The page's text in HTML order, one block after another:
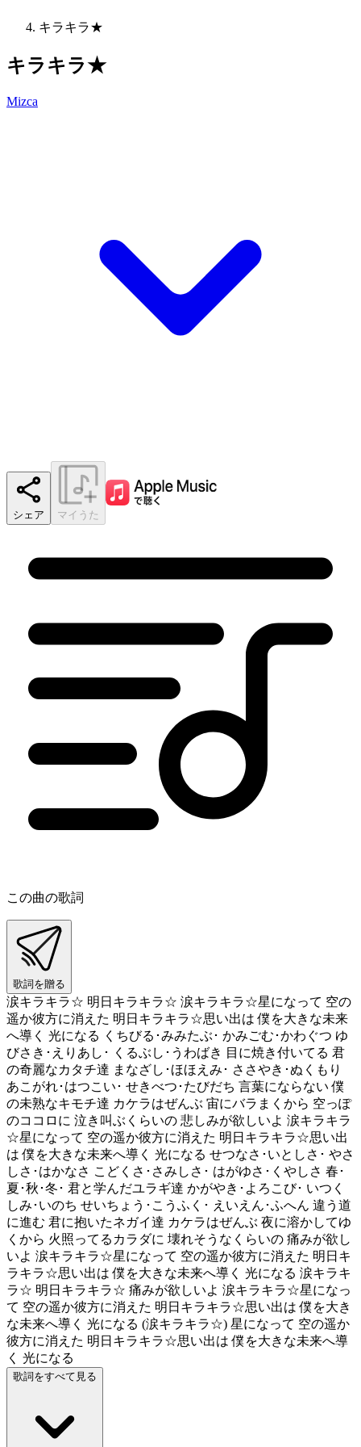
キラキラ★
キラキラ★
Mizca
シェア マイうた
この曲の歌詞
歌詞を贈る
涙キラキラ☆ 明日キラキラ☆ 涙キラキラ☆星になって 空の
遥か彼方に消えた 明日キラキラ☆思い出は 僕を大きな未来
へ導く 光になる くちびる･みみたぶ･ かみごむ･かわぐつ ゆ
びさき･えりあし･ くるぶし･うわばき 目に焼き付いてる 君
の奇麗なカタチ達 まなざし･ほほえみ･ ささやき･ぬくもり
あこがれ･はつこい･ せきべつ･たびだち 言葉にならない 僕
の未熟なキモチ達 カケラはぜんぶ 宙にバラまくから 空っぽ
のココロに 泣き叫ぶくらいの 悲しみが欲しいよ 涙キラキラ
☆星になって 空の遥か彼方に消えた 明日キラキラ☆思い出
は 僕を大きな未来へ導く 光になる せつなさ･いとしさ･ やさ
しさ･はかなさ こどくさ･さみしさ･ はがゆさ･くやしさ 春･
夏･秋･冬･ 君と学んだユラギ達 かがやき･よろこび･ いつく
しみ･いのち せいちょう･こうふく･ えいえん･ふへん 違う道
に進む 君に抱いたネガイ達 カケラはぜんぶ 夜に溶かしてゆ
くから 火照ってるカラダに 壊れそうなくらいの 痛みが欲し
いよ 涙キラキラ☆星になって 空の遥か彼方に消えた 明日キ
ラキラ☆思い出は 僕を大きな未来へ導く 光になる 涙キラキ
ラ☆ 明日キラキラ☆ 痛みが欲しいよ 涙キラキラ☆星になっ
て 空の遥か彼方に消えた 明日キラキラ☆思い出は 僕を大き
な未来へ導く 光になる (涙キラキラ☆) 星になって 空の遥か
彼方に消えた 明日キラキラ☆思い出は 僕を大きな未来へ導
く 光になる
歌詞をすべて見る